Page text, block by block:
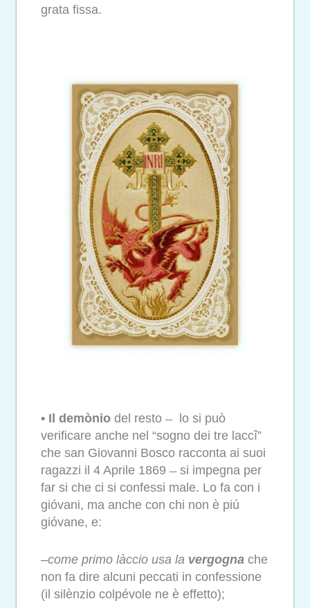
grata fissa.
• Il demònio del resto ̶ lo si può
verificare anche nel “sogno dei tre laccî”
che san Giovanni Bosco racconta ai suoi
ragazzi il 4 Aprile 1869 ̶ si impegna per
far si che ci si confessi male. Lo fa con i
gióvani, ma anche con chi non è piú
gióvane, e:
–come primo làccio usa la vergogna che
non fa dire alcuni peccati in confessione
(il silènzio colpévole ne è effetto);